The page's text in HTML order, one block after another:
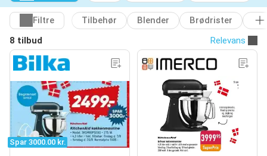
Filtre Tilbehør Blender
Brødrister
8 tilbud
Relevans
Spar 3000.00 kr.